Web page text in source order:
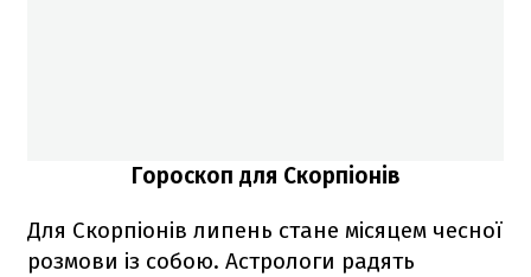
Гороскоп для Скорпіонів
Для Скорпіонів липень стане місяцем чесної
розмови із собою. Астрологи радять